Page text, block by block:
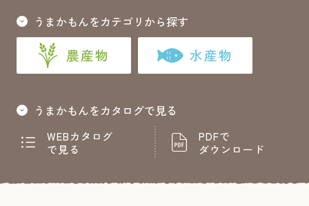
うまかもんをカテゴリから探す
農産物 水産物
うまかもんをカタログで見る
WEBカタログ
で見る
PDFで
ダウンロード